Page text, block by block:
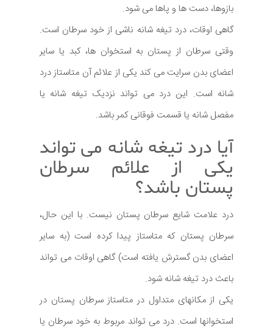
بازوها، دست ها و پاها می شود.
گاهی اوقات، درد تیغه شانه ناشی از خود سرطان است.
وقتی سرطان از پستان به استخوان ها، کبد یا سایر
اعضای بدن سرایت می کند یکی از علائم آن متاستاز درد
شانه است. این درد می تواند نزدیک تیغه شانه یا
مفصل شانه یا قسمت فوقانی کمر باشد.
آیا درد تیغه شانه می تواند
یکی از علائم سرطان
پستان باشد؟
درد علامت شایع سرطان پستان نیست. با این حال،
سرطان پستان که متاستاز پیدا کرده است (به سایر
اعضای بدن گسترش یافته است) گاهی اوقات می تواند
باعث درد تیغه شانه شود.
یکی از مکانهای متداول در متاستاز سرطان پستان در
استخوانها است. درد می تواند مربوط به خود سرطان یا